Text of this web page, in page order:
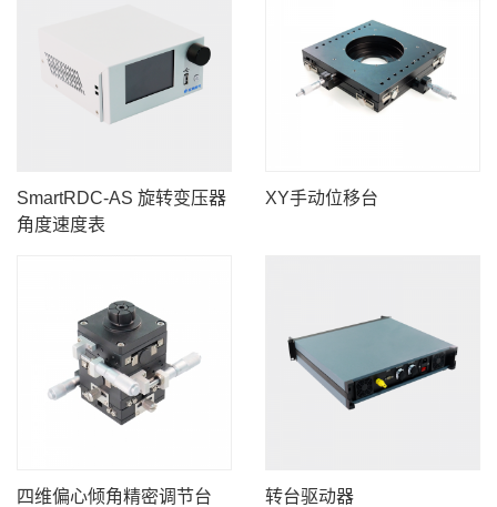
SmartRDC-AS 旋转变压器
角度速度表
XY手动位移台
四维偏心倾角精密调节台 转台驱动器